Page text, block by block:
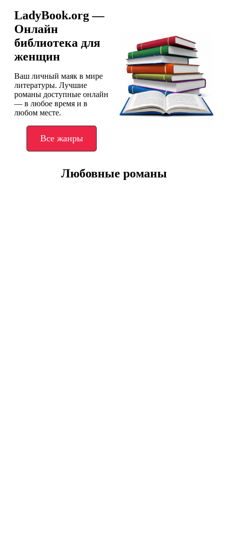
LadyBook.org —
Онлайн
библиотека для
женщин
Ваш личный маяк в мире
литературы. Лучшие
романы доступные онлайн
— в любое время и в
любом месте.
Все жанры
Любовные романы